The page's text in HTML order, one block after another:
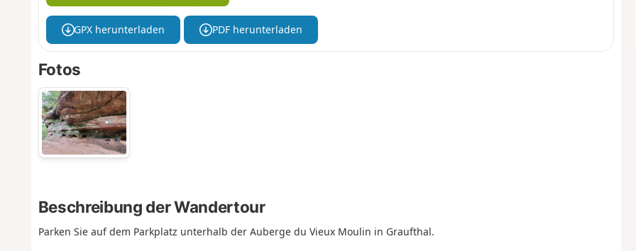
GPX herunterladen PDF herunterladen
Fotos
Beschreibung der Wandertour
Parken Sie auf dem Parkplatz unterhalb der Auberge du Vieux Moulin in Graufthal.